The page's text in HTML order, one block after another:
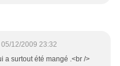
05/12/2009 23:32
a surtout été mangé .<br />